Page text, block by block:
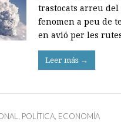
trastocats arreu del
fenomen a peu de
en avió per les
Leer más →
POLÍTICA ECONOMÍA